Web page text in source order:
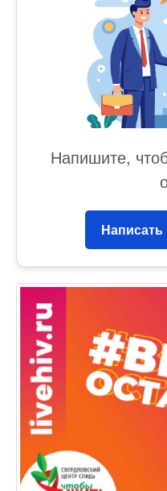
Напишите,
Написать